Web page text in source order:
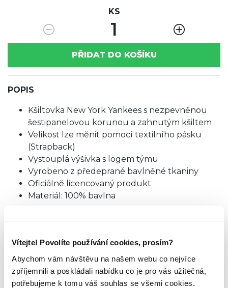
Vítejte! Povolíte používání cookies, prosím?
Abychom vám návštěvu na našem webu co nejvíce
zpříjemnili a poskládali nabídku co je pro vás užitečná,
potřebujeme k tomu váš souhlas se všemi cookies.
KS
1
PŘIDAT DO KOŠÍKU
POPIS
Kšiltovka New York Yankees s nezpevněnou
šestipanelovou korunou a zahnutým kšiltem
Velikost lze měnit pomocí textilního pásku
(Strapback)
Vystouplá výšivka s logem týmu
Vyrobeno z předeprané bavlněné tkaniny
Oficiálně licencovaný produkt
Materiál: 100% bavlna
TABULKA VELIKOSTÍ
ZKOUKNI TAKÉ TYTO.